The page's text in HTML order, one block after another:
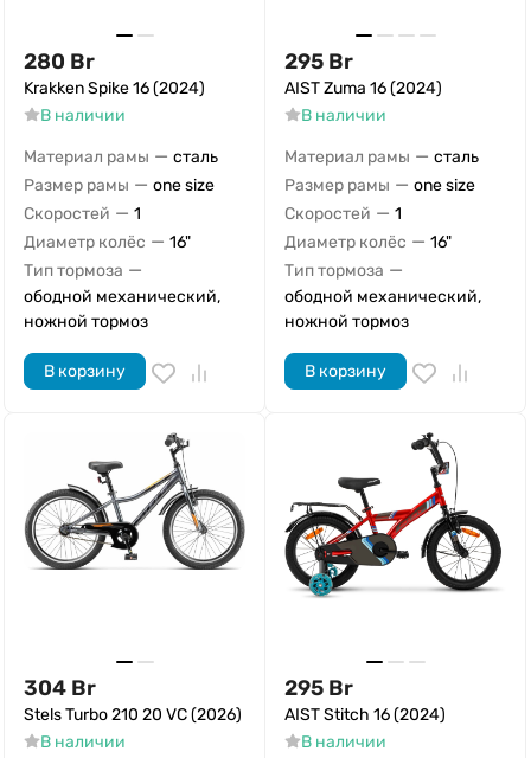
280 Br
Krakken Spike 16 (2024)
В наличии
Материал рамы — сталь
Размер рамы — one size
Скоростей — 1
Диаметр колёс — 16"
Тип тормоза —
ободной механический,
ножной тормоз
В корзину
295 Br
AIST Zuma 16 (2024)
В наличии
Материал рамы — сталь
Размер рамы — one size
Скоростей — 1
Диаметр колёс — 16"
Тип тормоза —
ободной механический,
ножной тормоз
В корзину
304 Br
Stels Turbo 210 20 VC (2026)
В наличии
295 Br
AIST Stitch 16 (2024)
В наличии